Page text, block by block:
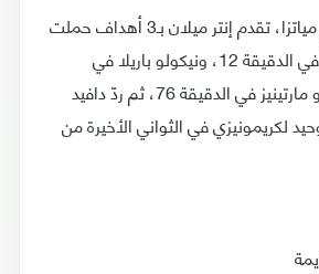
وعلى ملعب جوزيبي مياتزا، تقدم إنتر ميلان بـ3 أهداف حملت
توقيع خواكين كوريا في الدقيقة 12، ونيكولو باريلا في
الدقيقة 38، ولاوتارو مارتينيز في الدقيقة 76، ثم ردّ دافيد
لكريمونيزي في الثواني الأخيرة من